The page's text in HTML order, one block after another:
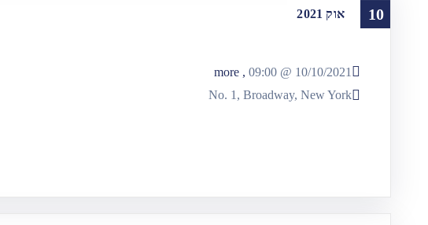
10 אוק 2021
10/10/2021 @
09:00
, more
No. 1, Broadway, New York